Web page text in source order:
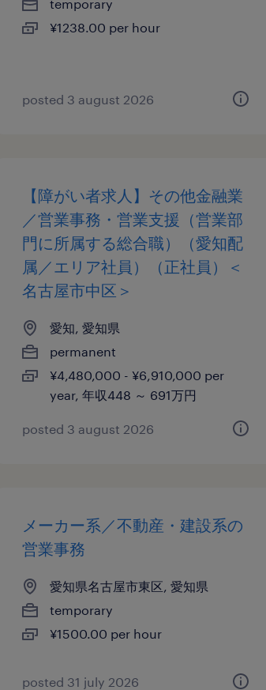
temporary
¥1238.00 per hour
posted 3 august 2026
【障がい者求人】その他金融業
／営業事務・営業支援（営業部
門に所属する総合職）（愛知配
属／エリア社員）（正社員）＜
名古屋市中区＞
愛知, 愛知県
permanent
¥4,480,000 - ¥6,910,000 per
year, 年収448 ～ 691万円
posted 3 august 2026
メーカー系／不動産・建設系の
営業事務
愛知県名古屋市東区, 愛知県
temporary
¥1500.00 per hour
posted 31 july 2026